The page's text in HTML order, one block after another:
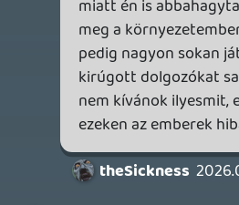
HETI MEGJELENÉSEK | 2026 #32
IAN LIVINGSTONE - A VÉR-SZIGET LABIRINTUSA